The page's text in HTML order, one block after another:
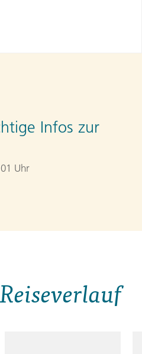
Infos zur
Uhr